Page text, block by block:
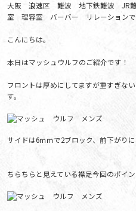
大阪 浪速区 難波 地下鉄難波 JR
室 理容室 バーバー リレーションで
こんにちは。
本日はマッシュウルフのご紹介です！
フロントは厚めにしてますが重すぎな
す。
サイドは6ｍｍで2ブロック、前下がりに
ちらちらと見えている襟足今回のポイン